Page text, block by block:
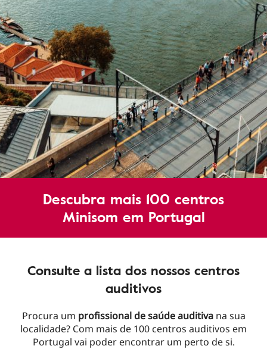
Descubra mais 100 centros
Minisom em Portugal
Consulte a lista dos nossos centros
auditivos
Procura um profissional de saúde auditiva na sua
localidade? Com mais de 100 centros auditivos em
Portugal vai poder encontrar um perto de si.